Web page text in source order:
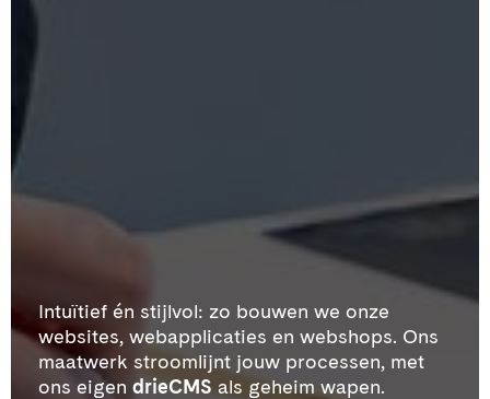
Intuïtief én stijlvol: zo bouwen we onze
websites, webapplicaties en webshops. Ons
maatwerk stroomlijnt jouw processen, met
ons eigen drieCMS als geheim wapen.